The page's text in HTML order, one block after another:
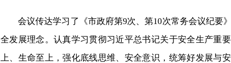
会议传达学习了《市政府第9次、第10次常务会议纪要
全发展理念。认真学习贯彻习近平总书记关于安全生产重
上、生命至上，强化底线思维、安全意识，统筹好发展与